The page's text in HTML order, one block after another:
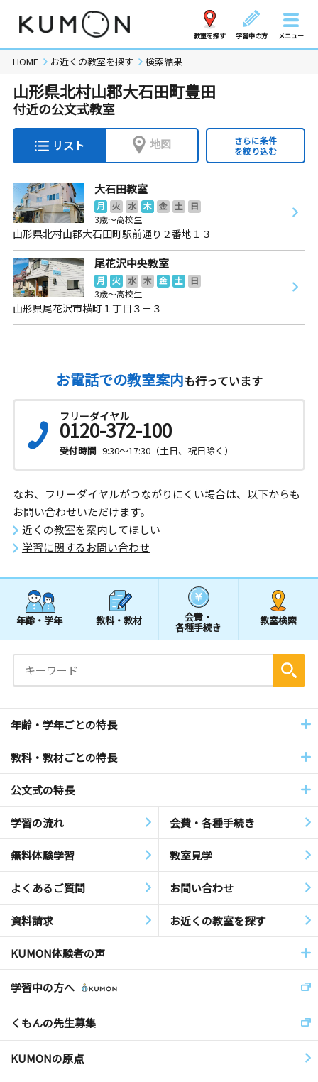
教室を探す 学習中の方 メニュー
HOME お近くの教室を探す 検索結果
山形県北村山郡大石田町豊田
付近の公文式教室
リスト 地図
さらに条件
を絞り込む
大石田教室
月 火 水 木 金 土
日
3歳～高校生
山形県北村山郡大石田町駅前通り２番地１３
尾花沢中央教室
月 火 水 木 金 土
日
3歳～高校生
山形県尾花沢市横町１丁目３－３
お電話での教室案内も行っています
フリーダイヤル
0120-372-100
受付時間 9:30～17:30（土日、祝日除く）
なお、フリーダイヤルがつながりにくい場合は、以下からも
お問い合わせいただけます。
近くの教室を案内してほしい
学習に関するお問い合わせ
年齢・学年 教科・教材 会費・
各種手続き
教室検索
年齢・学年ごとの特長
教科・教材ごとの特長
公文式の特長
学習の流れ 会費・各種手続き
無料体験学習 教室見学
よくあるご質問 お問い合わせ
資料請求 お近くの教室を探す
KUMON体験者の声
学習中の方へ
くもんの先生募集
KUMONの原点